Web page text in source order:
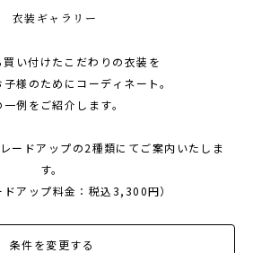
衣装ギャラリー
い付けたこだわりの衣装を
様のためにコーディネート。
一例をご紹介します。
ードアップの2種類にてご案内いたしま
す。
ドアップ料金：税込3,300円）
条件を変更する